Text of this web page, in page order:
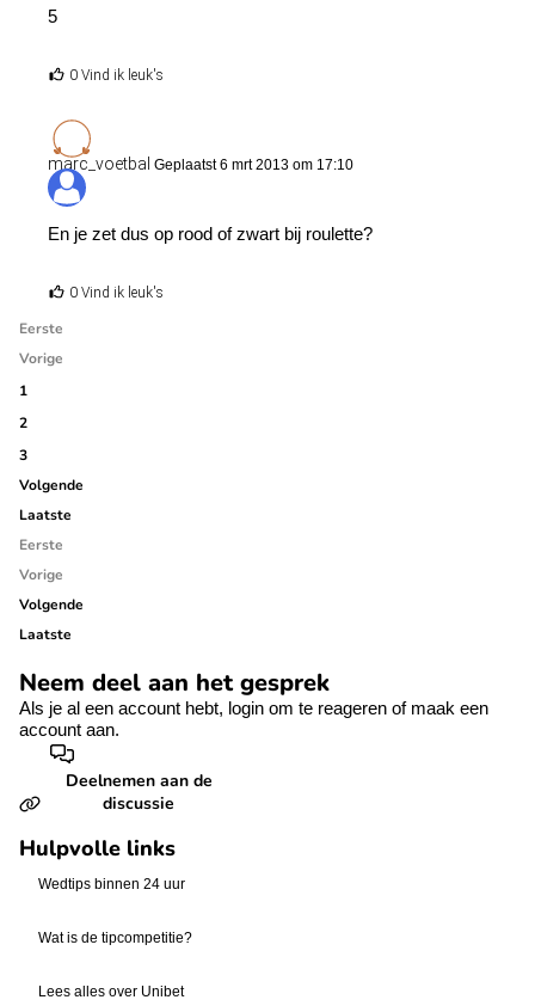
5
0 Vind ik leuk's
marc_voetbal Geplaatst 6 mrt 2013 om 17:10
En je zet dus op rood of zwart bij roulette?
0 Vind ik leuk's
Eerste
Vorige
1
2
3
Volgende
Laatste
Eerste
Vorige
Volgende
Laatste
Neem deel aan het gesprek
Als je al een account hebt, login om te reageren of maak een
account aan.
Deelnemen aan de
discussie
Hulpvolle links
Wedtips binnen 24 uur
Wat is de tipcompetitie?
Lees alles over Unibet